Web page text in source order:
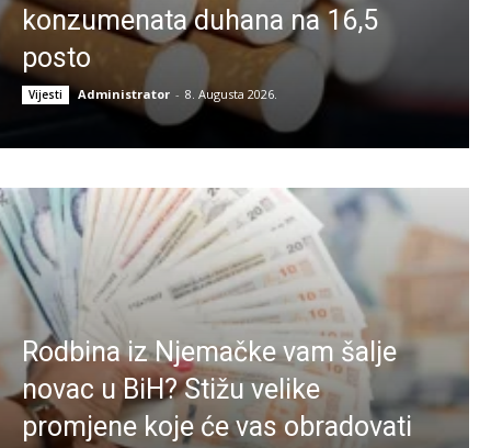
konzumenata duhana na 16,5
posto
Vijesti Administrator - 8. Augusta 2026.
Rodbina iz Njemačke vam šalje
novac u BiH? Stižu velike
promjene koje će vas obradovati